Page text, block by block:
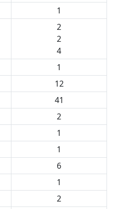
1
2
2
4
1
12
41
2
1
1
6
1
2